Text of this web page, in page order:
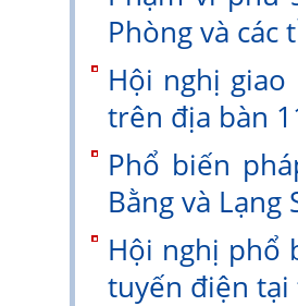
Phòng và các
Hội nghị
trên địa bàn
Phổ biến
Bằng và Lạng
Hội nghị phổ
tuyến điện